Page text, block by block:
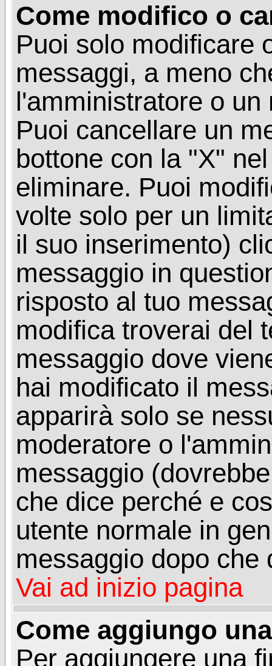
Come modifico o
Puoi solo modificare
messaggi, a meno
l'amministratore o
Puoi cancellare un
bottone con la "X"
eliminare. Puoi
volte solo per un
il suo inserimento)
messaggio in
risposto al tuo
modifica troverai del
messaggio dove
hai modificato il
apparirà solo se
moderatore o
messaggio
che dice perché e
utente normale in
messaggio dopo che
Vai ad inizio pagina
Come aggiungo
Per aggiungere una